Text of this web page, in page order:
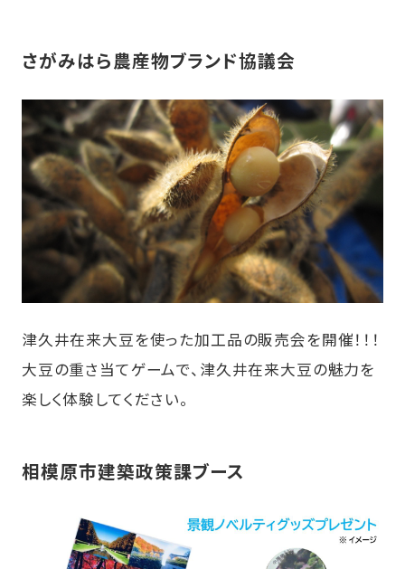
さがみはら農産物ブランド協議会
津久井在来大豆を使った加工品の販売会を開催！！！
大豆の重さ当てゲームで、津久井在来大豆の魅力を
楽しく体験してください。
相模原市建築政策課ブース